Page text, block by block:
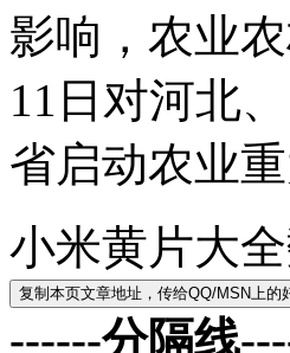
影响，农业
11日对河北
省启动农业
小米黄片大
------分隔线